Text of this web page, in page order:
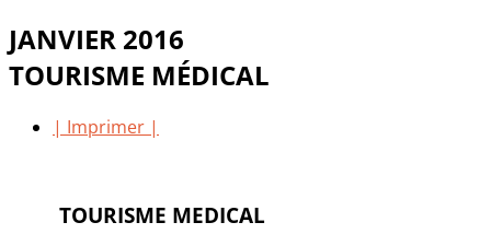
JANVIER 2016
TOURISME MÉDICAL
| Imprimer |
TOURISME MEDICAL